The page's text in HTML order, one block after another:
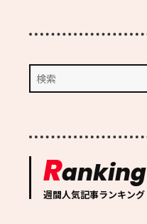
Ranking
週間人気記事ランキング